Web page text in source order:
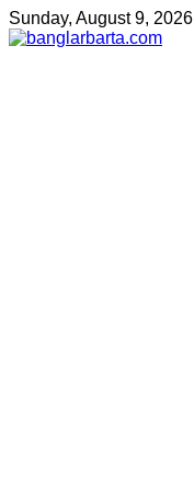
Sunday, August 9, 2026